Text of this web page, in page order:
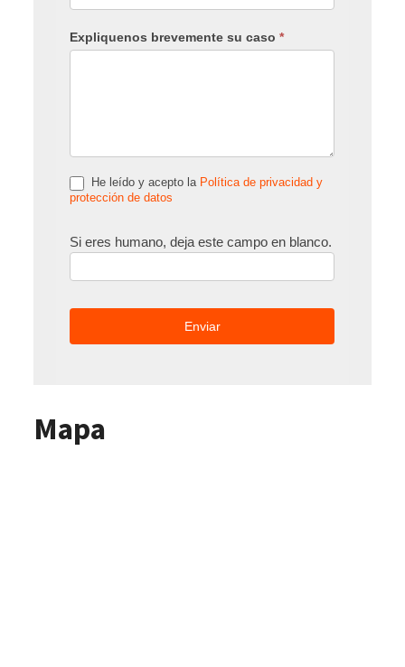
Expliquenos brevemente su caso*
He leído y acepto la Política de privacidad y
protección de datos
Si eres humano, deja este campo en blanco.
Mapa